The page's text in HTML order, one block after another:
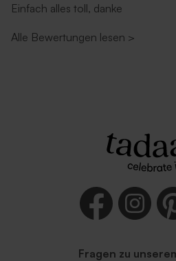
Einfach alles toll, danke
Alle Bewertungen lesen >
Fragen zu